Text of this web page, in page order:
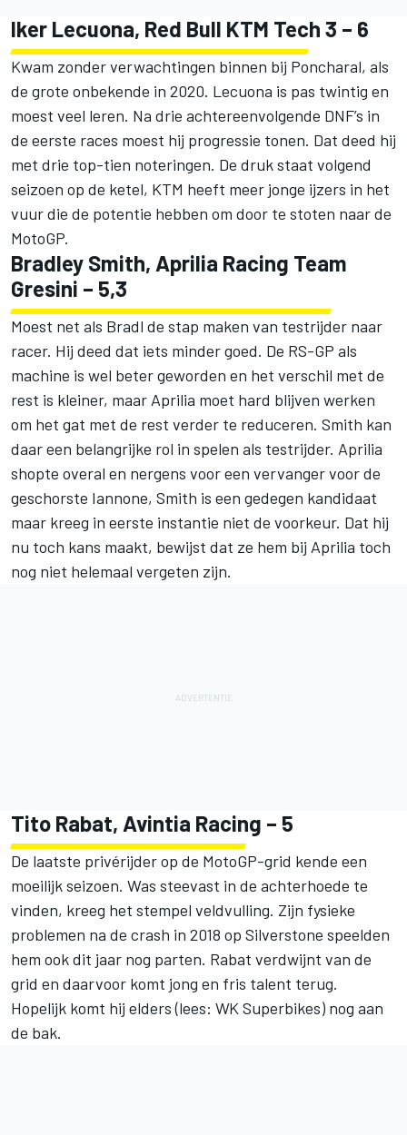
Iker Lecuona, Red Bull KTM Tech 3 – 6
Kwam zonder verwachtingen binnen bij Poncharal, als
de grote onbekende in 2020. Lecuona is pas twintig en
moest veel leren. Na drie achtereenvolgende DNF’s in
de eerste races moest hij progressie tonen. Dat deed hij
met drie top-tien noteringen. De druk staat volgend
seizoen op de ketel, KTM heeft meer jonge ijzers in het
vuur die de potentie hebben om door te stoten naar de
MotoGP.
Bradley Smith, Aprilia Racing Team
Gresini – 5,3
Moest net als Bradl de stap maken van testrijder naar
racer. Hij deed dat iets minder goed. De RS-GP als
machine is wel beter geworden en het verschil met de
rest is kleiner, maar Aprilia moet hard blijven werken
om het gat met de rest verder te reduceren. Smith kan
daar een belangrijke rol in spelen als testrijder. Aprilia
shopte overal en nergens voor een vervanger voor de
geschorste Iannone, Smith is een gedegen kandidaat
maar kreeg in eerste instantie niet de voorkeur. Dat hij
nu toch kans maakt, bewijst dat ze hem bij Aprilia toch
nog niet helemaal vergeten zijn.
Tito Rabat, Avintia Racing – 5
De laatste privérijder op de MotoGP-grid kende een
moeilijk seizoen. Was steevast in de achterhoede te
vinden, kreeg het stempel veldvulling. Zijn fysieke
problemen na de crash in 2018 op Silverstone speelden
hem ook dit jaar nog parten. Rabat verdwijnt van de
grid en daarvoor komt jong en fris talent terug.
Hopelijk komt hij elders (lees: WK Superbikes) nog aan
de bak.